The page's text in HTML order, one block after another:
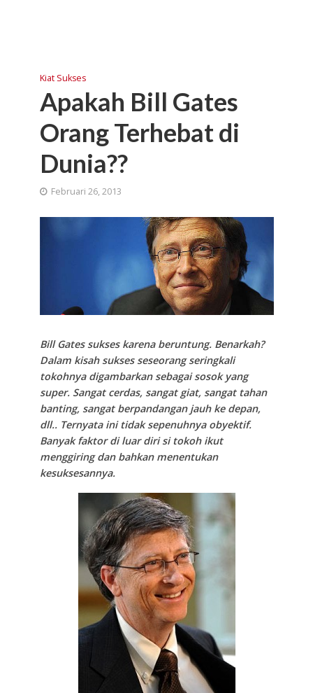
Kiat Sukses
Apakah Bill Gates
Orang Terhebat di
Dunia??
Februari 26, 2013
Bill Gates sukses karena beruntung. Benarkah?
Dalam kisah sukses seseorang seringkali
tokohnya digambarkan sebagai sosok yang
super. Sangat cerdas, sangat giat, sangat tahan
banting, sangat berpandangan jauh ke depan,
dll.. Ternyata ini tidak sepenuhnya obyektif.
Banyak faktor di luar diri si tokoh ikut
menggiring dan bahkan menentukan
kesuksesannya.